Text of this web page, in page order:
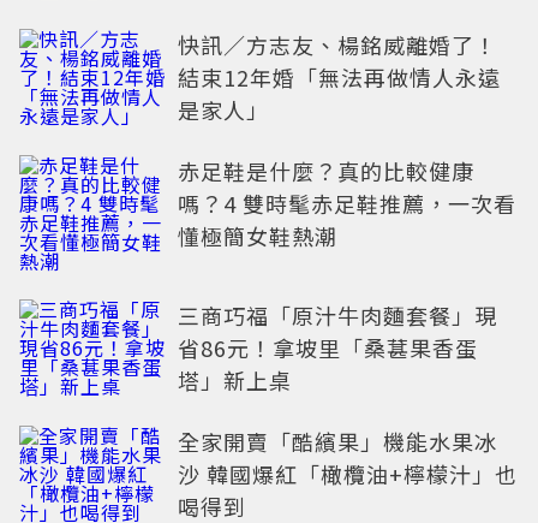
快訊／方志友、楊銘威離婚了！
結束12年婚「無法再做情人永遠
是家人」
赤足鞋是什麼？真的比較健康
嗎？4 雙時髦赤足鞋推薦，一次看
懂極簡女鞋熱潮
三商巧福「原汁牛肉麵套餐」現
省86元！拿坡里「桑葚果香蛋
塔」新上桌
全家開賣「酷繽果」機能水果冰
沙 韓國爆紅「橄欖油+檸檬汁」也
喝得到